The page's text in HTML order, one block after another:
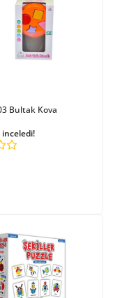
Bultak Kova
inceledi!